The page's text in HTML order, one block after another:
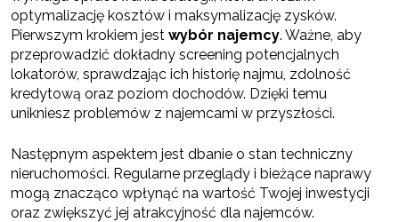
optymalizację kosztów i maksymalizację zysków.
Pierwszym krokiem jest wybór najemcy. Ważne, aby
przeprowadzić dokładny screening potencjalnych
lokatorów, sprawdzając ich historię najmu, zdolność
kredytową oraz poziom dochodów. Dzięki temu
unikniesz problemów z najemcami w przyszłości.
Następnym aspektem jest dbanie o stan techniczny
nieruchomości. Regularne przeglądy i bieżące naprawy
mogą znacząco wpłynąć na wartość Twojej inwestycji
oraz zwiększyć jej atrakcyjność dla najemców.